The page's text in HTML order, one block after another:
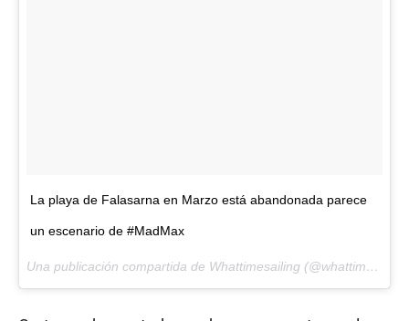
La playa de Falasarna en Marzo está abandonada parece
un escenario de #MadMax
Una publicación compartida de Whattimesailing (@whattimesailing) el